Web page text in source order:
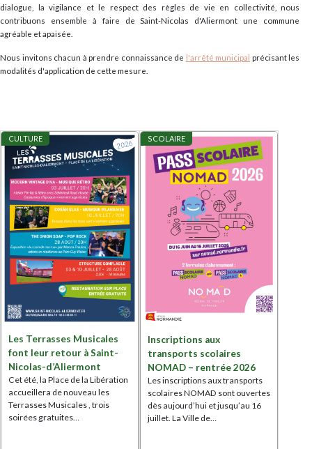
dialogue, la vigilance et le respect des règles de vie en collectivité, nous
contribuons ensemble à faire de Saint-Nicolas d'Aliermont une commune
agréable et apaisée.
Nous invitons chacun à prendre connaissance de l'arrêté municipal précisant les
modalités d'application de cette mesure.
CULTURE
Les Terrasses Musicales
font leur retour à Saint-
Nicolas-d’Aliermont
Cet été, la Place de la Libération
accueillera de nouveau les
Terrasses Musicales , trois
soirées gratuites…
SCOLAIRE
Inscriptions aux
transports scolaires
NOMAD – rentrée 2026
Les inscriptions aux transports
scolaires NOMAD sont ouvertes
dès aujourd’hui et jusqu’au 16
juillet. La Ville de…